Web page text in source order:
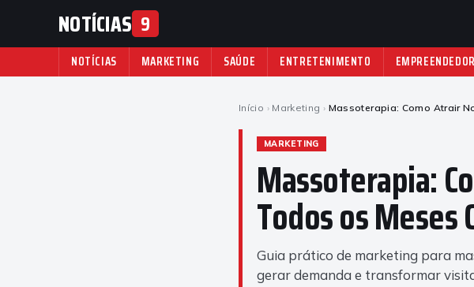
NOTÍCIAS 9
NOTÍCIAS MARKETING SAÚDE ENTRETENIMENTO
Início › Marketing › Massoterapia: Como Atrair
MARKETING
Massoterapia:
Todos os Meses
Guia prático de marketing para
gerar demanda e transformar